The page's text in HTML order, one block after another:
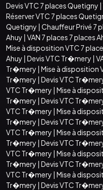
Devis VTC 7 places Quetigny |
Réserver VTC 7 places
Quetigny | Chauffeur Privé 7
Ahuy | VAN 7 places 7 places
Mise à disposition VTC 7
Ahuy | Devis VTC Tr�mery |
Tr�mery | Mise à disposition
Tr�mery | Devis VTC
VTC Tr�mery | Mise à
Tr�mery | Devis VTC
VTC Tr�mery | Mise à
Tr�mery | Devis VTC
VTC Tr�mery | Mise à
Tr�mery | Devis VTC
VTC Tr�mery | Mise à
Tr�mery | Devis VTC
VTC Tr�mery | Mise à
Tr�mery | Devis VTC